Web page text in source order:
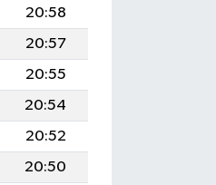
20:58
20:57
20:55
20:54
20:52
20:50